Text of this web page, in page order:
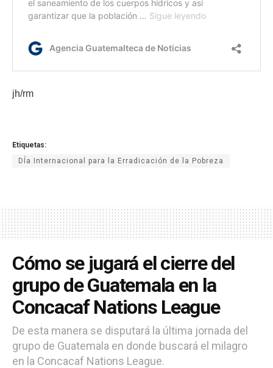
jh/rm
Etiquetas:
DÍa Internacional para la Erradicación de la Pobreza
Cómo se jugará el cierre del
grupo de Guatemala en la
Concacaf Nations League
De esta manera se disputará la última jornada del
grupo de Guatemala en donde buscará el milagro
en la Concacaf Nations League.